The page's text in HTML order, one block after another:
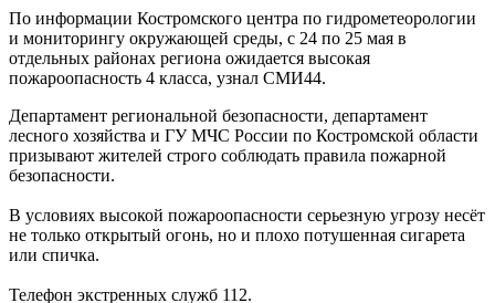
По информации Костромского центра по гидрометеорологии
и мониторингу окружающей среды, с 24 по 25 мая в
отдельных районах региона ожидается высокая
пожароопасность 4 класса, узнал СМИ44.
Департамент региональной безопасности, департамент
лесного хозяйства и ГУ МЧС России по Костромской области
призывают жителей строго соблюдать правила пожарной
безопасности.
В условиях высокой пожароопасности серьезную угрозу несёт
не только открытый огонь, но и плохо потушенная сигарета
или спичка.
Телефон экстренных служб 112.